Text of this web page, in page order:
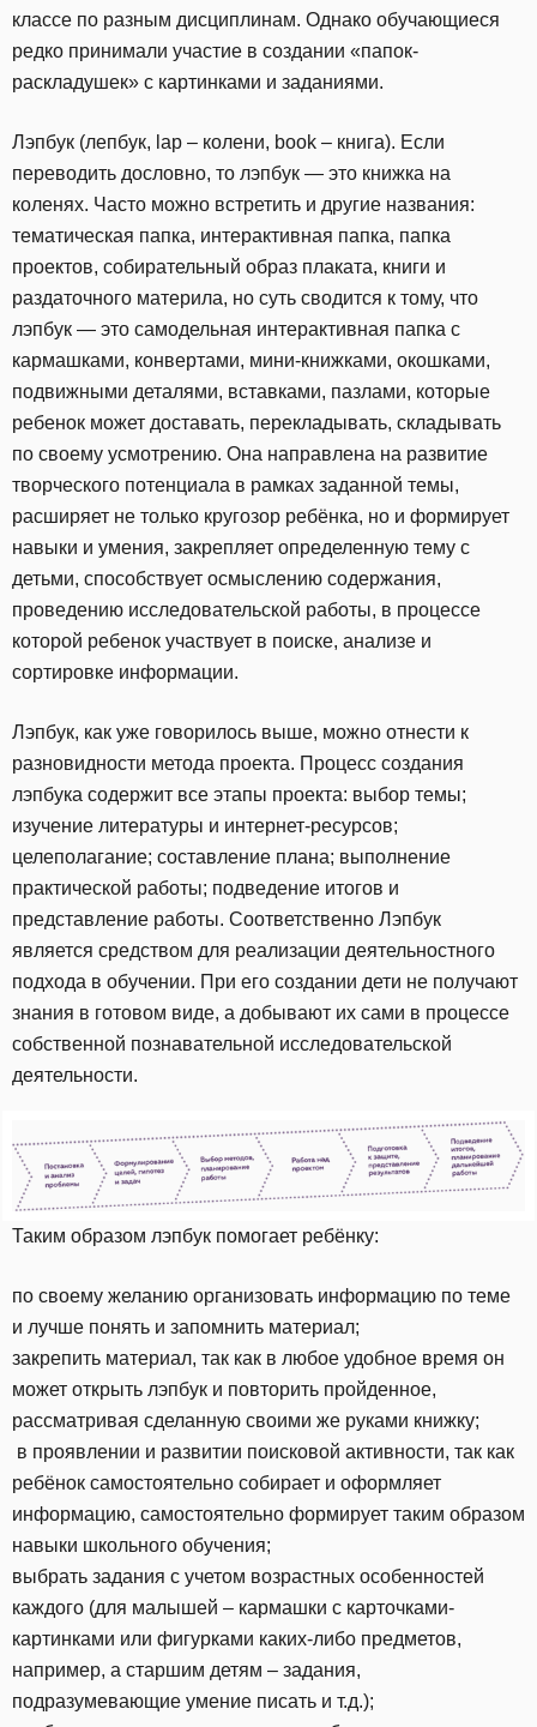
классе по разным дисциплинам. Однако обучающиеся
редко принимали участие в создании «папок-
раскладушек» с картинками и заданиями.
Лэпбук (лепбук, lap – колени, book – книга). Если
переводить дословно, то лэпбук — это книжка на
коленях. Часто можно встретить и другие названия:
тематическая папка, интерактивная папка, папка
проектов, собирательный образ плаката, книги и
раздаточного материла, но суть сводится к тому, что
лэпбук — это самодельная интерактивная папка с
кармашками, конвертами, мини-книжками, окошками,
подвижными деталями, вставками, пазлами, которые
ребенок может доставать, перекладывать, складывать
по своему усмотрению. Она направлена на развитие
творческого потенциала в рамках заданной темы,
расширяет не только кругозор ребёнка, но и формирует
навыки и умения, закрепляет определенную тему с
детьми, способствует осмыслению содержания,
проведению исследовательской работы, в процессе
которой ребенок участвует в поиске, анализе и
сортировке информации.
Лэпбук, как уже говорилось выше, можно отнести к
разновидности метода проекта. Процесс создания
лэпбука содержит все этапы проекта: выбор темы;
изучение литературы и интернет-ресурсов;
целеполагание; составление плана; выполнение
практической работы; подведение итогов и
представление работы. Соответственно Лэпбук
является средством для реализации деятельностного
подхода в обучении. При его создании дети не получают
знания в готовом виде, а добывают их сами в процессе
собственной познавательной исследовательской
деятельности.
Таким образом лэпбук помогает ребёнку:
по своему желанию организовать информацию по теме
и лучше понять и запомнить материал;
закрепить материал, так как в любое удобное время он
может открыть лэпбук и повторить пройденное,
рассматривая сделанную своими же руками книжку;
в проявлении и развитии поисковой активности, так как
ребёнок самостоятельно собирает и оформляет
информацию, самостоятельно формирует таким образом
навыки школьного обучения;
выбрать задания с учетом возрастных особенностей
каждого (для малышей – кармашки с карточками-
картинками или фигурками каких-либо предметов,
например, а старшим детям – задания,
подразумевающие умение писать и т.д.);